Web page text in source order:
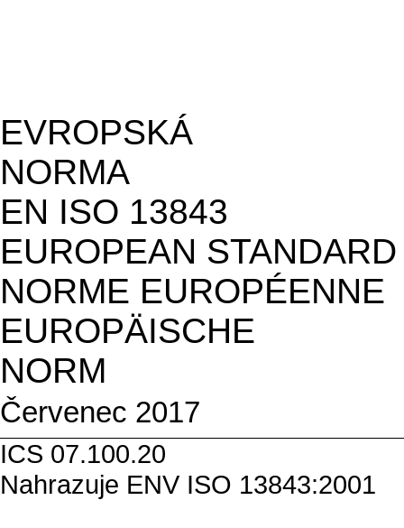
EVROPSKÁ
EN ISO 13843
EUROPEAN STANDARD
NORME EUROPÉENNE
EUROPÄISCHE
Červenec 2017
ICS
Nahrazuje ENV ISO 13843:2001